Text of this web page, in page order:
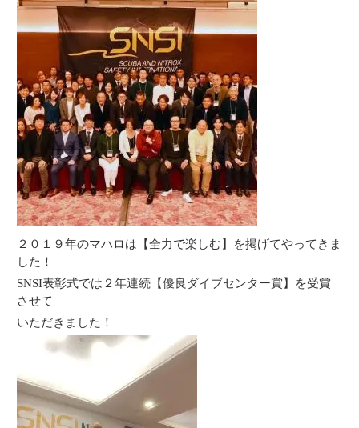
２０１９年のマハロは【全力で楽しむ】を掲げてやってきま
した！
SNSI表彰式では２年連続【優良ダイブセンター賞】を受賞
させて
いただきました！